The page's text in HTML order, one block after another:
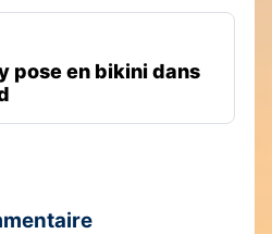
pose en bikini dans